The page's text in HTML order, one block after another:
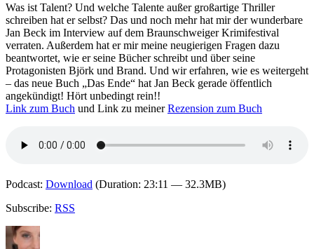
Was ist Talent? Und welche Talente außer großartige Thriller
schreiben hat er selbst? Das und noch mehr hat mir der wunderbare
Jan Beck im Interview auf dem Braunschweiger Krimifestival
verraten. Außerdem hat er mir meine neugierigen Fragen dazu
beantwortet, wie er seine Bücher schreibt und über seine
Protagonisten Björk und Brand. Und wir erfahren, wie es weitergeht
– das neue Buch „Das Ende“ hat Jan Beck gerade öffentlich
angekündigt! Hört unbedingt rein!!
Link zum Buch und Link zu meinerRezension zum Buch
Podcast: Download (Duration: 23:11 — 32.3MB)
Subscribe: RSS
Autor